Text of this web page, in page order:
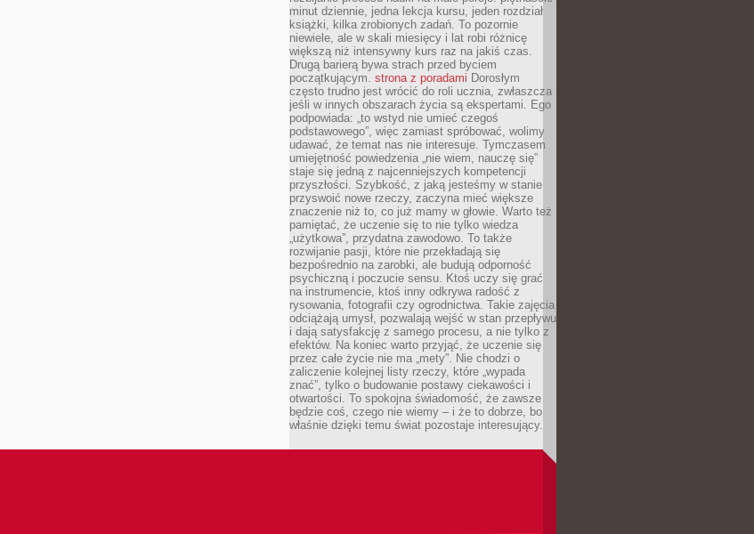
minut dziennie, jedna lekcja kursu, jeden rozdział
książki, kilka zrobionych zadań. To pozornie
niewiele, ale w skali miesięcy i lat robi różnicę
większą niż intensywny kurs raz na jakiś czas.
Drugą barierą bywa strach przed byciem
początkującym. strona z poradami Dorosłym
często trudno jest wrócić do roli ucznia, zwłaszcza
jeśli w innych obszarach życia są ekspertami. Ego
podpowiada: „to wstyd nie umieć czegoś
podstawowego”, więc zamiast spróbować, wolimy
udawać, że temat nas nie interesuje. Tymczasem
umiejętność powiedzenia „nie wiem, nauczę się”
staje się jedną z najcenniejszych kompetencji
przyszłości. Szybkość, z jaką jesteśmy w stanie
przyswoić nowe rzeczy, zaczyna mieć większe
znaczenie niż to, co już mamy w głowie. Warto też
pamiętać, że uczenie się to nie tylko wiedza
„użytkowa”, przydatna zawodowo. To także
rozwijanie pasji, które nie przekładają się
bezpośrednio na zarobki, ale budują odporność
psychiczną i poczucie sensu. Ktoś uczy się grać
na instrumencie, ktoś inny odkrywa radość z
rysowania, fotografii czy ogrodnictwa. Takie zajęcia
odciążają umysł, pozwalają wejść w stan przepływu
i dają satysfakcję z samego procesu, a nie tylko z
efektów. Na koniec warto przyjąć, że uczenie się
przez całe życie nie ma „mety”. Nie chodzi o
zaliczenie kolejnej listy rzeczy, które „wypada
znać”, tylko o budowanie postawy ciekawości i
otwartości. To spokojna świadomość, że zawsze
będzie coś, czego nie wiemy – i że to dobrze, bo
właśnie dzięki temu świat pozostaje interesujący.